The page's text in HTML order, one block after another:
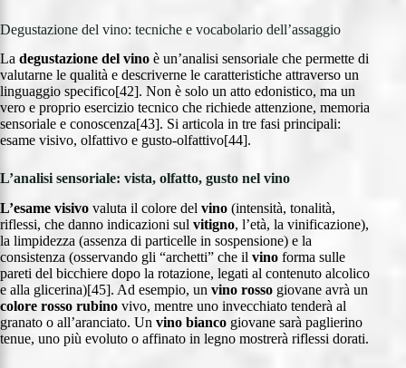
Degustazione del vino: tecniche e vocabolario dell’assaggio
La degustazione del vino è un’analisi sensoriale che permette di
valutarne le qualità e descriverne le caratteristiche attraverso un
linguaggio specifico[42]. Non è solo un atto edonistico, ma un
vero e proprio esercizio tecnico che richiede attenzione, memoria
sensoriale e conoscenza[43]. Si articola in tre fasi principali:
esame visivo, olfattivo e gusto-olfattivo[44].
L’analisi sensoriale: vista, olfatto, gusto nel vino
L’esame visivo valuta il colore del vino (intensità, tonalità,
riflessi, che danno indicazioni sul vitigno, l’età, la vinificazione),
la limpidezza (assenza di particelle in sospensione) e la
consistenza (osservando gli “archetti” che il vino forma sulle
pareti del bicchiere dopo la rotazione, legati al contenuto alcolico
e alla glicerina)[45]. Ad esempio, un vino rosso giovane avrà un
colore rosso rubino vivo, mentre uno invecchiato tenderà al
granato o all’aranciato. Un vino bianco giovane sarà paglierino
tenue, uno più evoluto o affinato in legno mostrerà riflessi dorati.